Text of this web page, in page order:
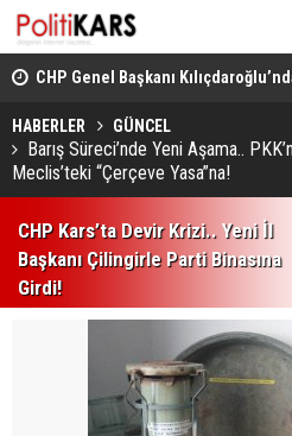
CHP Genel Başkanı
Vurgusu.. Sorumluluk Alacağız!
HABERLER GÜNCEL
Barış Süreci’nde Yeni Aşama..
Meclis’teki “Çerçeve Yasa”na!
CHP Kars’ta Devir Krizi.. Yeni İl
Başkanı Çilingirle Parti Binasına
Girdi!